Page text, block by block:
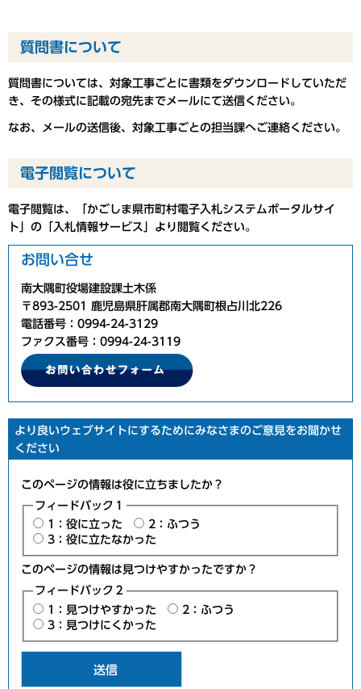
質問書について
質問書については、対象工事ごとに書類をダウンロードしていただ
き、その様式に記載の宛先までメールにて送信ください。
なお、メールの送信後、対象工事ごとの担当課へご連絡ください。
電子閲覧について
電子閲覧は、「かごしま県市町村電子入札システムポータルサイ
ト」の「入札情報サービス」より閲覧ください。
お問い合せ
南大隅町役場建設課土木係
〒893-2501 鹿児島県肝属郡南大隅町根占川北226
電話番号：0994-24-3129
ファクス番号：0994-24-3119
より良いウェブサイトにするためにみなさまのご意見をお聞かせ
ください
このページの情報は役に立ちましたか？
フィードバック１
1：役に立った
2：ふつう
3：役に立たなかった
このページの情報は見つけやすかったですか？
フィードバック２
1：見つけやすかった
2：ふつう
3：見つけにくかった